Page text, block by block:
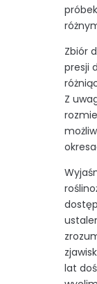
Zbiór
presji
Z
lat